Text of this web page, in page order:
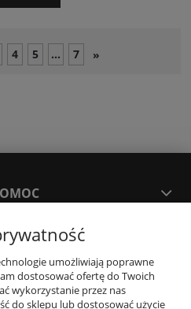
4 5 ... 7 »
KONTO
I DOSTAWA
umożliwiają poprawne
dostosować ofertę do Twoich
wykorzystanie przez nas
do sklepu lub dostosować użycie